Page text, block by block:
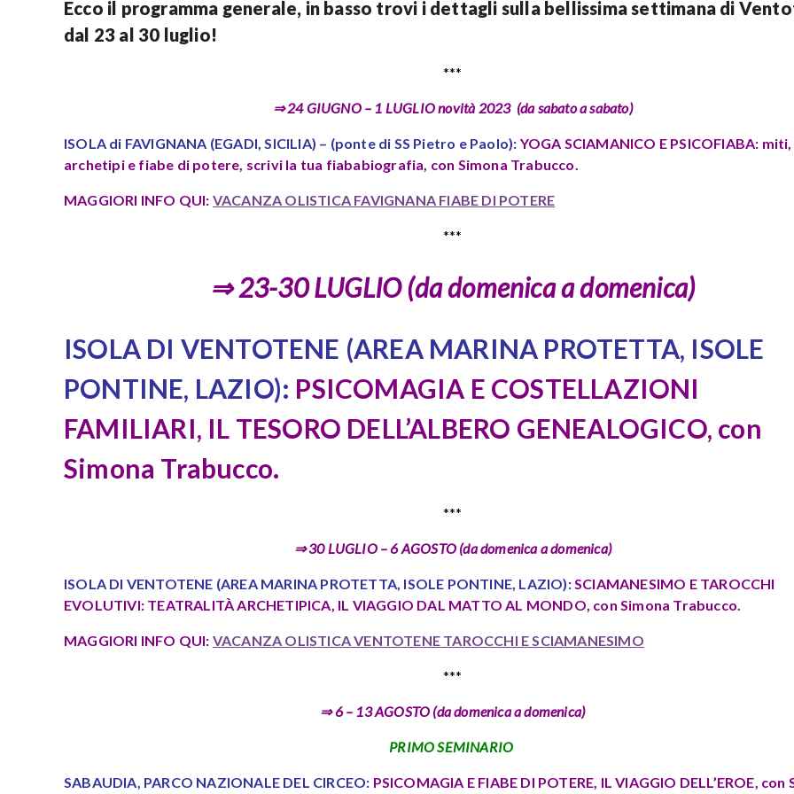
Ecco il programma generale, in basso trovi i dettagli sulla bellissima settimana di
dal 23 al 30 luglio!
***
⇒ 24 GIUGNO – 1 LUGLIO novità 2023 (da sabato a sabato)
ISOLA di FAVIGNANA (EGADI, SICILIA) – (ponte di SS Pietro e Paolo): YOGA SCIAMANICO E PSICOFIABA: miti,
archetipi e fiabe di potere, scrivi la tua fiababiografia, con Simona Trabucco.
MAGGIORI INFO QUI: VACANZA OLISTICA FAVIGNANA FIABE DI POTERE
***
⇒ 23-30 LUGLIO (da domenica a domenica)
ISOLA DI VENTOTENE (AREA MARINA PROTETTA, ISOLE
PONTINE, LAZIO): PSICOMAGIA E COSTELLAZIONI
FAMILIARI, IL TESORO DELL’ALBERO GENEALOGICO, con
Simona Trabucco.
***
⇒ 30 LUGLIO – 6 AGOSTO (da domenica a domenica)
ISOLA DI VENTOTENE (AREA MARINA PROTETTA, ISOLE PONTINE, LAZIO): SCIAMANESIMO E TAROCCHI
EVOLUTIVI: TEATRALITÀ ARCHETIPICA, IL VIAGGIO DAL MATTO AL MONDO, con Simona Trabucco.
MAGGIORI INFO QUI: VACANZA OLISTICA VENTOTENE TAROCCHI E SCIAMANESIMO
***
⇒ 6 – 13 AGOSTO (da domenica a domenica)
PRIMO SEMINARIO
SABAUDIA, PARCO NAZIONALE DEL CIRCEO: PSICOMAGIA E FIABE DI POTERE, IL VIAGGIO DELL’EROE, con